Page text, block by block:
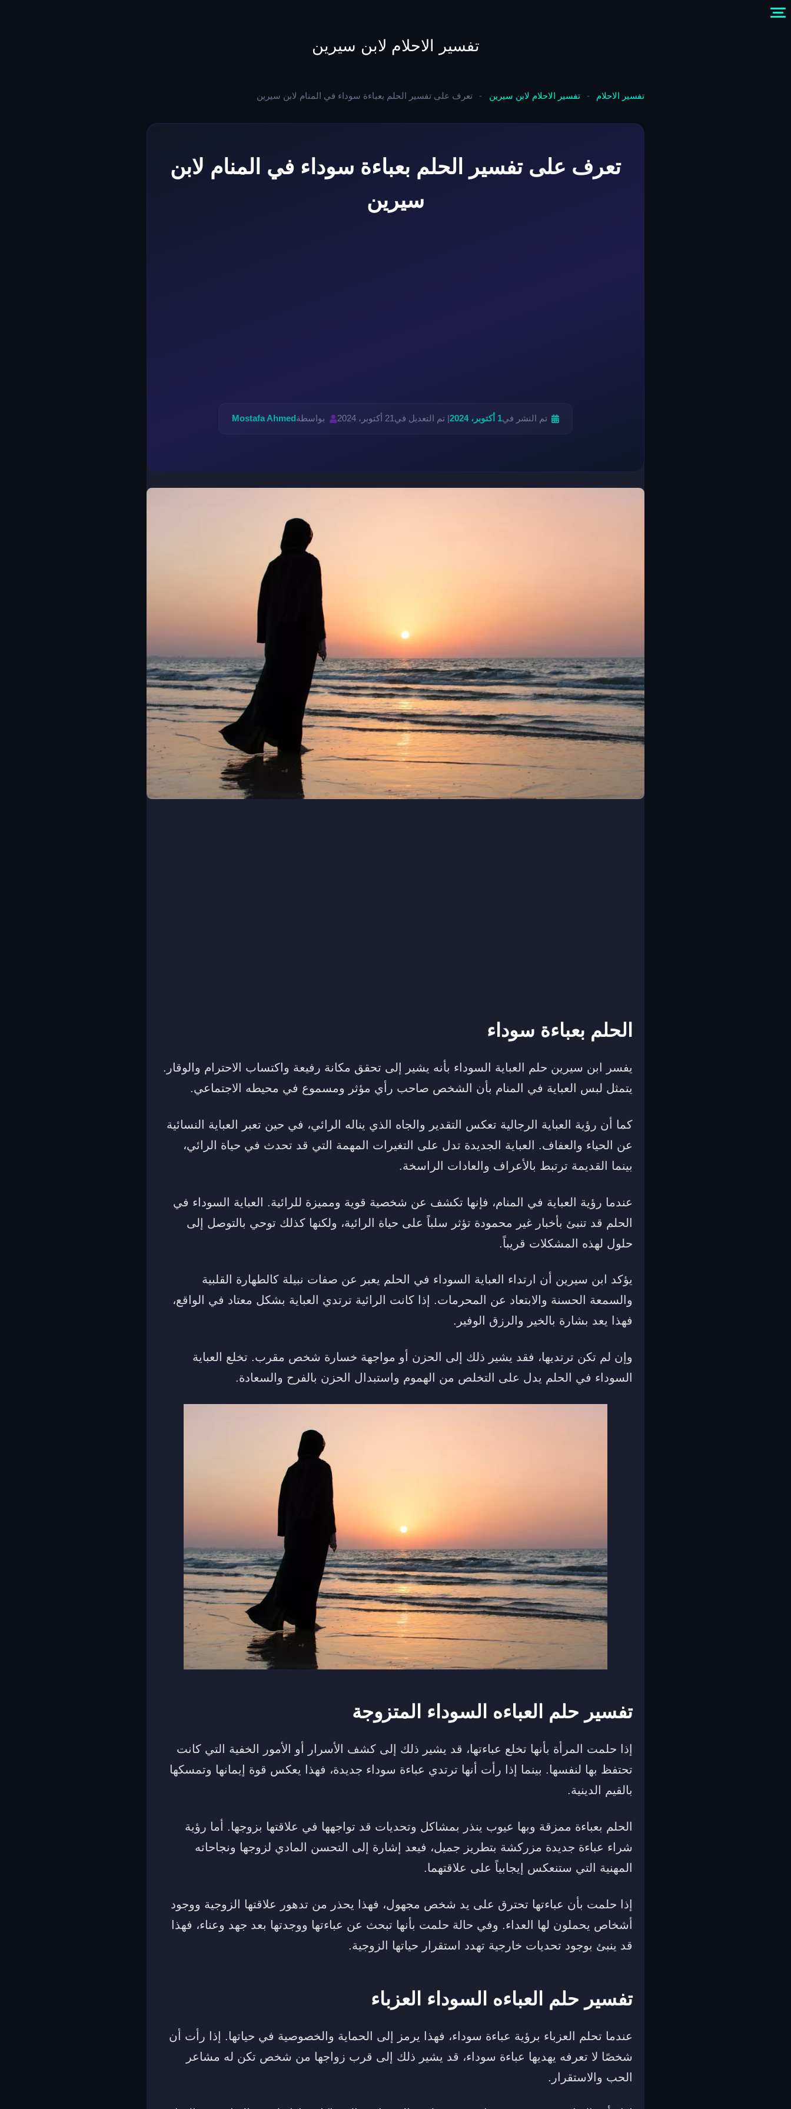
تفسير الاحلام لابن سيرين
تفسير الاحلام - تفسير الاحلام لابن سيرين - تعرف على تفسير الحلم بعباءة سوداء في المنام لابن سيرين
تعرف على تفسير الحلم بعباءة سوداء في المنام لابن
سيرين
تم النشر في1 أكتوبر، 2024 | تم التعديل في 21 أكتوبر، 2024 بواسطةMostafa Ahmed
الحلم بعباءة سوداء
يفسر ابن سيرين حلم العباية السوداء بأنه يشير إلى تحقق مكانة رفيعة واكتساب الاحترام والوقار.
يتمثل لبس العباية في المنام بأن الشخص صاحب رأي مؤثر ومسموع في محيطه الاجتماعي.
كما أن رؤية العباية الرجالية تعكس التقدير والجاه الذي يناله الرائي، في حين تعبر العباية النسائية
عن الحياء والعفاف. العباية الجديدة تدل على التغيرات المهمة التي قد تحدث في حياة الرائي،
بينما القديمة ترتبط بالأعراف والعادات الراسخة.
عندما رؤية العباية في المنام، فإنها تكشف عن شخصية قوية ومميزة للرائية. العباية السوداء في
الحلم قد تنبئ بأخبار غير محمودة تؤثر سلباً على حياة الرائية، ولكنها كذلك توحي بالتوصل إلى
حلول لهذه المشكلات قريباً.
يؤكد ابن سيرين أن ارتداء العباية السوداء في الحلم يعبر عن صفات نبيلة كالطهارة القلبية
والسمعة الحسنة والابتعاد عن المحرمات. إذا كانت الرائية ترتدي العباية بشكل معتاد في الواقع،
فهذا يعد بشارة بالخير والرزق الوفير.
وإن لم تكن ترتديها، فقد يشير ذلك إلى الحزن أو مواجهة خسارة شخص مقرب. تخلع العباية
السوداء في الحلم يدل على التخلص من الهموم واستبدال الحزن بالفرح والسعادة.
تفسير حلم العباءه السوداء المتزوجة
إذا حلمت المرأة بأنها تخلع عباءتها، قد يشير ذلك إلى كشف الأسرار أو الأمور الخفية التي كانت
تحتفظ بها لنفسها. بينما إذا رأت أنها ترتدي عباءة سوداء جديدة، فهذا يعكس قوة إيمانها وتمسكها
بالقيم الدينية.
الحلم بعباءة ممزقة وبها عيوب ينذر بمشاكل وتحديات قد تواجهها في علاقتها بزوجها. أما رؤية
شراء عباءة جديدة مزركشة بتطريز جميل، فيعد إشارة إلى التحسن المادي لزوجها ونجاحاته
المهنية التي ستنعكس إيجابياً على علاقتهما.
إذا حلمت بأن عباءتها تحترق على يد شخص مجهول، فهذا يحذر من تدهور علاقتها الزوجية ووجود
أشخاص يحملون لها العداء. وفي حالة حلمت بأنها تبحث عن عباءتها ووجدتها بعد جهد وعناء، فهذا
قد ينبئ بوجود تحديات خارجية تهدد استقرار حياتها الزوجية.
تفسير حلم العباءه السوداء العزباء
عندما تحلم العزباء برؤية عباءة سوداء، فهذا يرمز إلى الحماية والخصوصية في حياتها. إذا رأت أن
شخصًا لا تعرفه يهديها عباءة سوداء، قد يشير ذلك إلى قرب زواجها من شخص تكن له مشاعر
الحب والاستقرار.